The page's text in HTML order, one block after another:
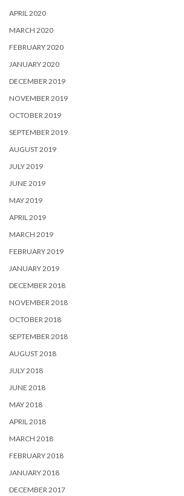
APRIL 2020
MARCH 2020
FEBRUARY 2020
JANUARY 2020
DECEMBER 2019
NOVEMBER 2019
OCTOBER 2019
SEPTEMBER 2019
AUGUST 2019
JULY 2019
JUNE 2019
MAY 2019
APRIL 2019
MARCH 2019
FEBRUARY 2019
JANUARY 2019
DECEMBER 2018
NOVEMBER 2018
OCTOBER 2018
SEPTEMBER 2018
AUGUST 2018
JULY 2018
JUNE 2018
MAY 2018
APRIL 2018
MARCH 2018
FEBRUARY 2018
JANUARY 2018
DECEMBER 2017